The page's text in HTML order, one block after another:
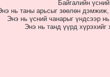
Байгалийн
нь таны арьсыг зөөлөн
Энэ нь үсний чанарыг үндсээр
Энэ нь танд үүрд хүрэхийг